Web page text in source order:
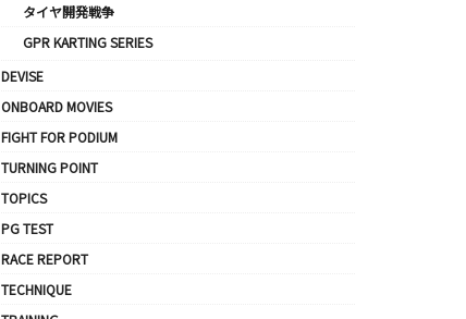
タイヤ開発戦争
GPR KARTING SERIES
DEVISE
ONBOARD MOVIES
FIGHT FOR PODIUM
TURNING POINT
TOPICS
PG TEST
RACE REPORT
TECHNIQUE